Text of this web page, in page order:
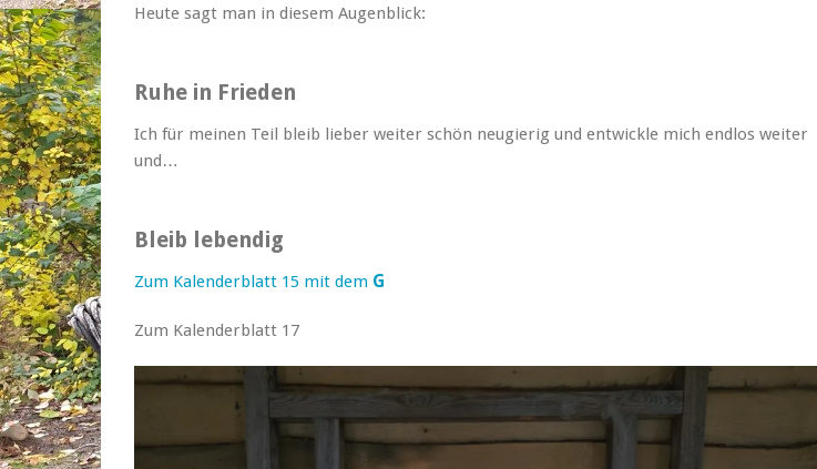
Heute sagt man in diesem Augenblick:
Ruhe in Frieden
Ich für meinen Teil bleib lieber weiter schön neugierig und entwickle mich endlos weiter
und…
Bleib lebendig
Zum Kalenderblatt 15 mit dem G
Zum Kalenderblatt 17